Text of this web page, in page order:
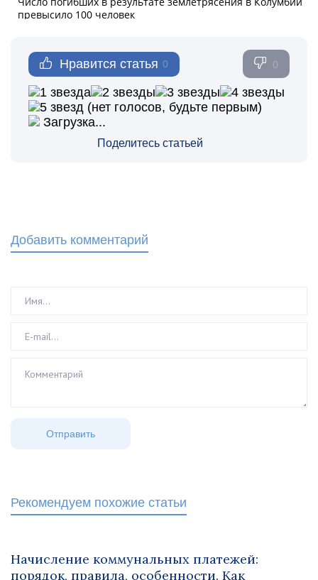
Нравится статья 0 0
Поделитесь статьей
(нет голосов, будьте первым)
Загрузка...
Добавить комментарий
Рекомендуем похожие статьи
Начисление коммунальных платежей:
порядок, правила, особенности. Как